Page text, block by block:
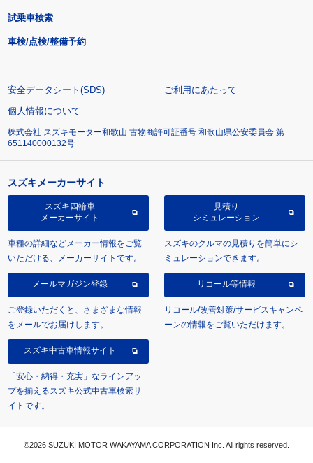
試乗車検索
車検/点検/整備予約
安全データシート(SDS)
ご利用にあたって
個人情報について
株式会社 スズキモーター和歌山 古物商許可証番号 和歌山県公安委員会 第
651140000132号
スズキメーカーサイト
スズキ四輪車
メーカーサイト
車種の詳細などメーカー情報をご覧
いただける、メーカーサイトです。
見積り
シミュレーション
スズキのクルマの見積りを簡単にシ
ミュレーションできます。
メールマガジン登録
ご登録いただくと、さまざまな情報
をメールでお届けします。
リコール等情報
リコール/改善対策/サービスキャンペ
ーンの情報をご覧いただけます。
スズキ中古車情報サイト
「安心・納得・充実」なラインアッ
プを揃えるスズキ公式中古車検索サ
イトです。
©2026 SUZUKI MOTOR WAKAYAMA CORPORATION Inc. All rights reserved.